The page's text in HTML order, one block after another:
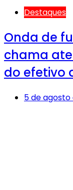
Destaques
Onda de
chama
do efetivo
5 de agosto